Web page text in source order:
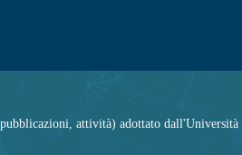
attività) adottato